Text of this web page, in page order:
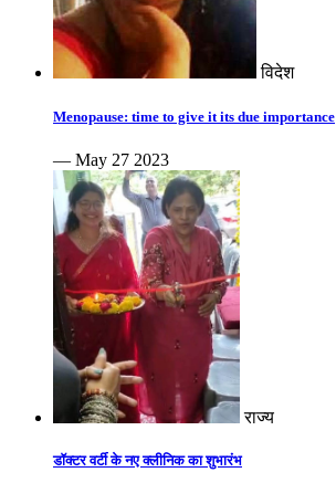
विदेश
Menopause: time to give it its due importance
— May 27 2023
राज्य
डॉक्टर वर्टी के नए क्लीनिक का शुभारंभ